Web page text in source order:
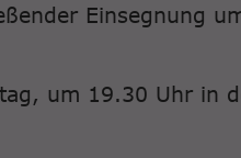
Einsegnung
um 19.30 Uhr in